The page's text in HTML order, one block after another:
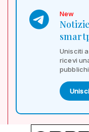
New
Unisciti
ricevi